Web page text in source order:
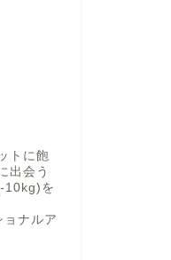
トに飽
出会う
10kg)を
ョナルア